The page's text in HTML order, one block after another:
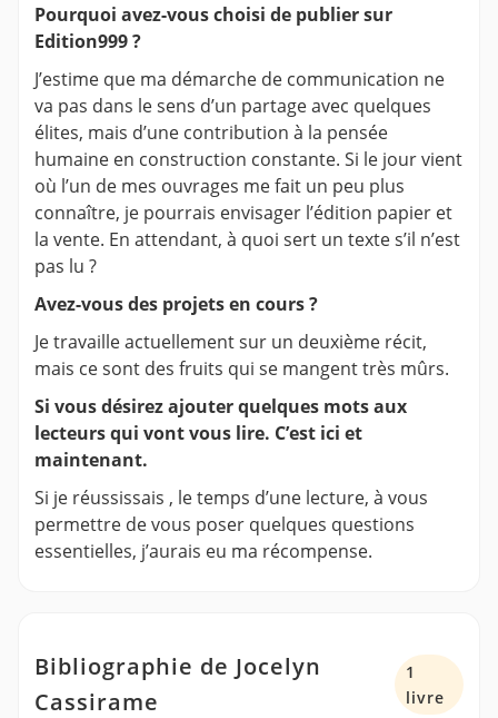
Pourquoi avez-vous choisi de publier sur
Edition999 ?
J’estime que ma démarche de communication ne
va pas dans le sens d’un partage avec quelques
élites, mais d’une contribution à la pensée
humaine en construction constante. Si le jour vient
où l’un de mes ouvrages me fait un peu plus
connaître, je pourrais envisager l’édition papier et
la vente. En attendant, à quoi sert un texte s’il n’est
pas lu ?
Avez-vous des projets en cours ?
Je travaille actuellement sur un deuxième récit,
mais ce sont des fruits qui se mangent très mûrs.
Si vous désirez ajouter quelques mots aux
lecteurs qui vont vous lire. C’est ici et
maintenant.
Si je réussissais , le temps d’une lecture, à vous
permettre de vous poser quelques questions
essentielles, j’aurais eu ma récompense.
Bibliographie de Jocelyn
Cassirame
1
livre